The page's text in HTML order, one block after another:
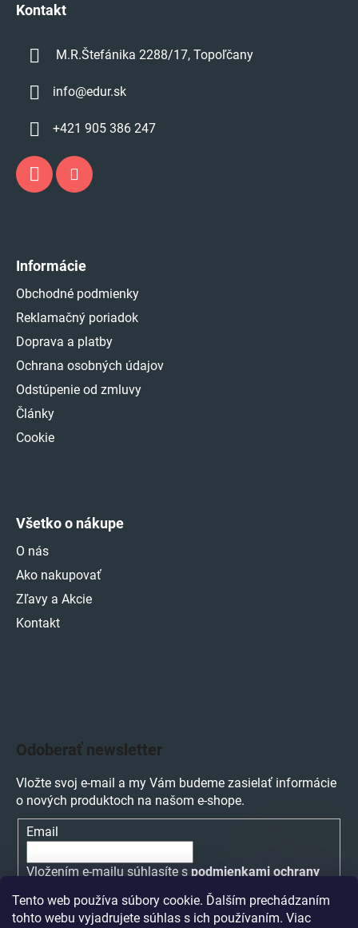
Tento web používa súbory cookie. Ďalším prechádzaním
tohto webu vyjadrujete súhlas s ich používaním. Viac
Kontakt
M.R.Štefánika 2288/17, Topoľčany
info@edur.sk
+421 905 386 247
Informácie
Obchodné podmienky
Reklamačný poriadok
Doprava a platby
Ochrana osobných údajov
Odstúpenie od zmluvy
Články
Cookie
Všetko o nákupe
O nás
Ako nakupovať
Zľavy a Akcie
Kontakt
Odoberať newsletter
Vložte svoj e-mail a my Vám budeme zasielať informácie
o nových produktoch na našom e-shope.
Email
Vložením e-mailu súhlasíte s podmienkami ochrany